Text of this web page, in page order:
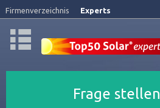
Firmenverzeichnis Experts
Frage stellen